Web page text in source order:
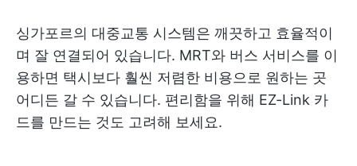
싱가포르의 대중교통 시스템은 깨끗하고 효율적이
며 잘 연결되어 있습니다. MRT와 버스 서비스를 이
용하면 택시보다 훨씬 저렴한 비용으로 원하는 곳
어디든 갈 수 있습니다. 편리함을 위해 EZ-Link 카
드를 만드는 것도 고려해 보세요.